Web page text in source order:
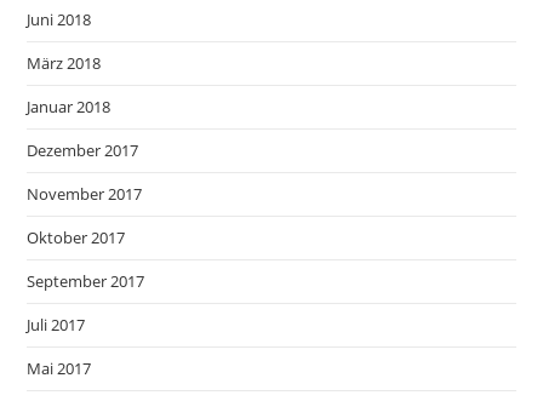
Juni 2018
März 2018
Januar 2018
Dezember 2017
November 2017
Oktober 2017
September 2017
Juli 2017
Mai 2017